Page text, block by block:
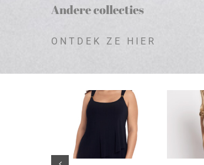
Andere collecties
ONTDEK ZE HIER